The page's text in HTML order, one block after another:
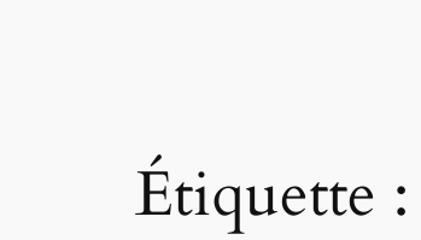
Étiquette :